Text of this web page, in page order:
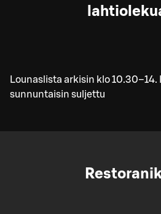
Lounaslista arkisin klo
sunnuntaisin suljettu